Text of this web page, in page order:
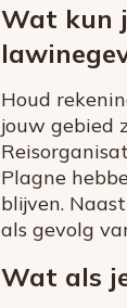
Wat kun
Houd
jouw gebied
Plagne
blijven.
als gevolg
Wat als